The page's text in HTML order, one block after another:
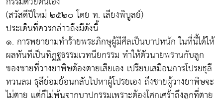
(สวัสดีปีใหม่ ๒๕๒๐ โดย ท. เลียงพิบูลย์)
ประเด็นที่ควรกล่าวถึงมีดังนี้
๑. การพยายามทำร้ายพระภิกษุผู้มีศีลเป็นบาปหนัก ในที่นี้ได้ให้
ผลทันทีเป็นทิฏฐธรรมเวทนียกรรม ทำให้ตัวนายพรานกับลูก
ของชายที่วางยาพิษต้องตายเสียเอง เปรียบเสมือนการโปรยธุลี
ทวนลม ธุลีย่อมย้อนกลับไปหาผู้โปรยเอง ถึงชายผู้วางยาพิษจะ
ไม่ตาย แต่ก็ไม่พ้นจากบาปกรรมเพราะต้องโศกเศร้าถึงลูกที่ตาย